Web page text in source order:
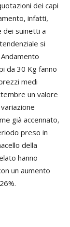
dei capi
infatti,
dei suinetti a
si
da 30 Kg fanno
medi
un valore
già accennato,
preso in
della
hanno
un aumento